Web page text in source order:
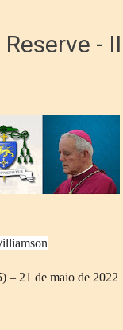
- II
21 de maio de 2022